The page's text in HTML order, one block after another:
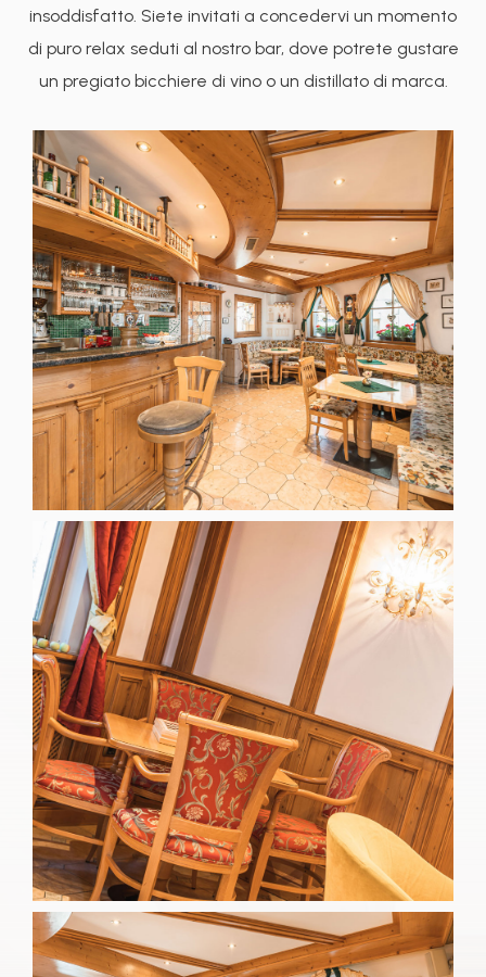
insoddisfatto. Siete invitati a concedervi un momento
di puro relax seduti al nostro bar, dove potrete gustare
un pregiato bicchiere di vino o un distillato di marca.